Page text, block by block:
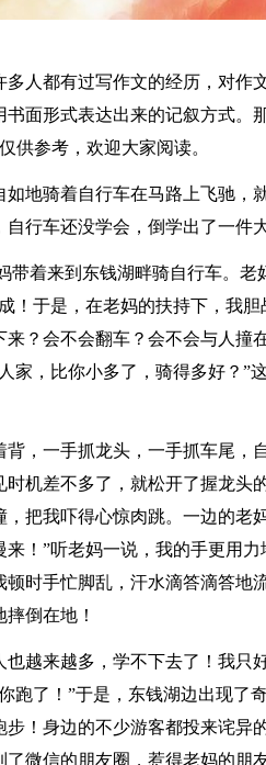
人都有过写作文的经历，对作
面形式表达出来的记叙方式。
供参考，欢迎大家阅读。
地骑着自行车在马路上飞驰，
行车还没学会，倒学出了一件
带着来到东钱湖畔骑自行车。老
！于是，在老妈的扶持下，我
来？会不会翻车？会不会与人
家，比你小多了，骑得多好？”
背，一手抓龙头，一手抓车尾，
机差不多了，就松开了握龙头
把我吓得心惊肉跳。一边的老
！”听老妈一说，我的手更用
时手忙脚乱，汗水滴答滴答地
倒在地！
也越来越多，学不下去了！我只
跑了！”于是，东钱湖边出现了
！身边的不少游客都投来诧异
微信的朋友圈，惹得老妈的朋